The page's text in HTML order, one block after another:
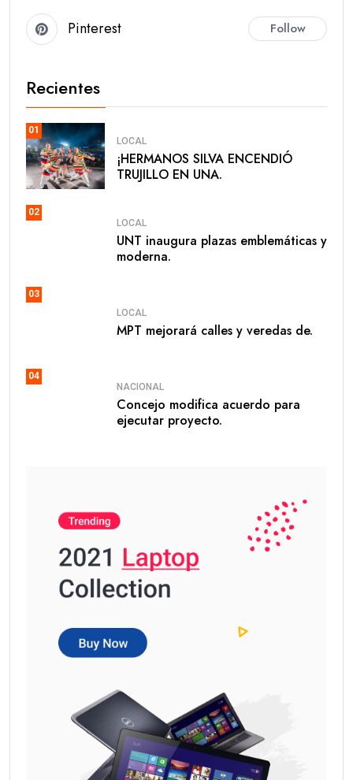
Pinterest Follow
Recientes
01
LOCAL
​¡HERMANOS SILVA ENCENDIÓ
TRUJILLO EN UNA.
02
LOCAL
UNT inaugura plazas emblemáticas y
moderna.
03
LOCAL
MPT mejorará calles y veredas de.
04
NACIONAL
Concejo modifica acuerdo para
ejecutar proyecto.